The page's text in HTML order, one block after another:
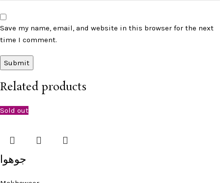
Save my name, email, and website in this browser for the next
time I comment.
Related products
Sold out
جوهوا